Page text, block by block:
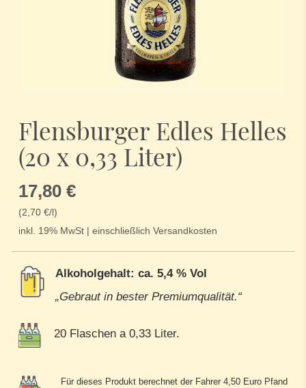
der
Bildergalerie
springen
Flensburger Edles Helles
(20 x 0,33 Liter)
17,80 €
(2,70 €/l)
inkl. 19% MwSt | einschließlich Versandkosten
Alkoholgehalt: ca. 5,4 % Vol
„Gebraut in bester Premiumqualität.“
20 Flaschen a 0,33 Liter.
Für dieses Produkt berechnet der Fahrer 4,50 Euro Pfand